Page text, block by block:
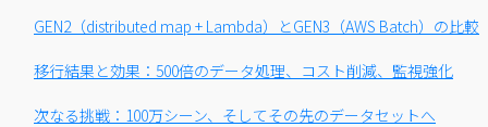
GEN2（distributed map + Lambda）とGEN3（AWS Batch）の比較
移行結果と効果：500倍のデータ処理、コスト削減、監視強化
次なる挑戦：100万シーン、そしてその先のデータセットへ